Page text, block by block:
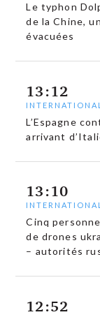
Le typhon
de la Chine,
évacuées
13:12
INTERNATIONAL
L’Espagne
arrivant
13:10
INTERNATIONAL
Cinq
de drones
– autorités
12:52